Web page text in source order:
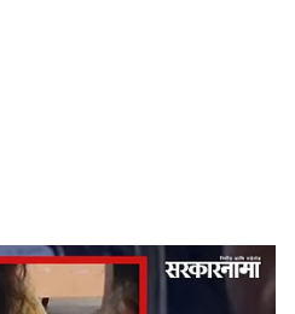
matka numbers on a mobile phone during